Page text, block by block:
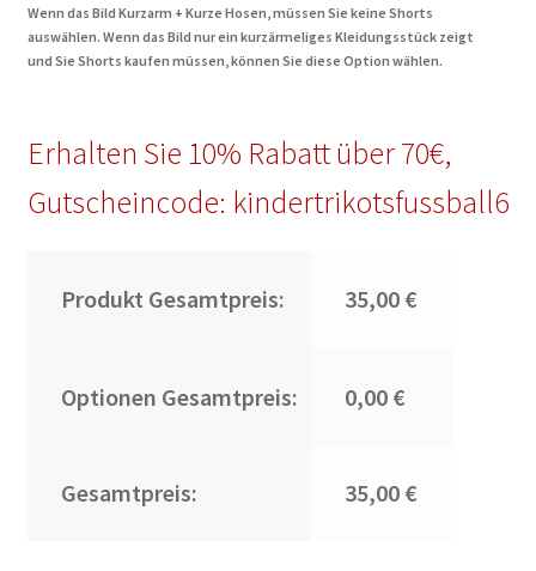
Wenn das Bild Kurzarm + Kurze Hosen, müssen Sie keine Shorts
auswählen. Wenn das Bild nur ein kurzärmeliges Kleidungsstück zeigt
und Sie Shorts kaufen müssen, können Sie diese Option wählen.
Erhalten Sie 10% Rabatt über 70€,
Gutscheincode: kindertrikotsfussball6
Produkt Gesamtpreis: 35,00 €
Optionen Gesamtpreis: 0,00 €
Gesamtpreis: 35,00 €